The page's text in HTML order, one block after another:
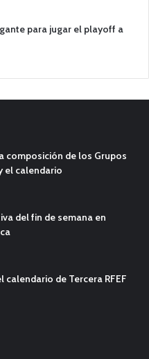
para jugar el playoff a
composición de los Grupos
el calendario
del fin de semana en
calendario de Tercera RFEF